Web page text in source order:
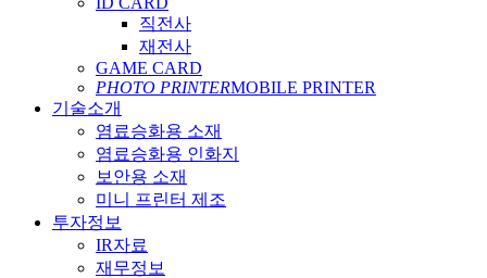
직전사
재전사
GAME CARD
PHOTO PRINTERMOBILE PRINTER
기술소개
염료승화용 소재
염료승화용 인화지
보안용 소재
미니 프린터 제조
투자정보
IR자료
재무정보